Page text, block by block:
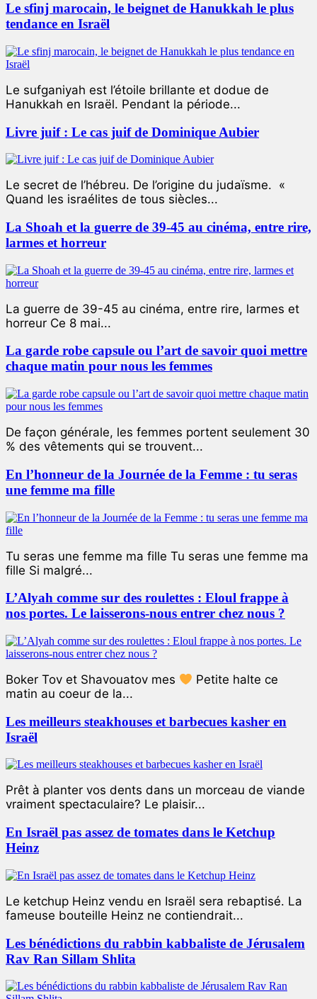
Le sfinj marocain, le beignet de Hanukkah le plus
tendance en Israël
Le sufganiyah est l’étoile brillante et dodue de
Hanukkah en Israël. Pendant la période...
Livre juif : Le cas juif de Dominique Aubier
Le secret de l’hébreu. De l’origine du judaïsme. «
Quand les israélites de tous siècles...
La Shoah et la guerre de 39-45 au cinéma, entre rire,
larmes et horreur
La guerre de 39-45 au cinéma, entre rire, larmes et
horreur Ce 8 mai...
La garde robe capsule ou l’art de savoir quoi mettre
chaque matin pour nous les femmes
De façon générale, les femmes portent seulement 30
% des vêtements qui se trouvent...
En l’honneur de la Journée de la Femme : tu seras
une femme ma fille
Tu seras une femme ma fille Tu seras une femme ma
fille Si malgré...
L’Alyah comme sur des roulettes : Eloul frappe à
nos portes. Le laisserons-nous entrer chez nous ?
Boker Tov et Shavouatov mes
Petite halte ce
matin au coeur de la...
Les meilleurs steakhouses et barbecues kasher en
Israël
Prêt à planter vos dents dans un morceau de viande
vraiment spectaculaire? Le plaisir...
En Israël pas assez de tomates dans le Ketchup
Heinz
Le ketchup Heinz vendu en Israël sera rebaptisé. La
fameuse bouteille Heinz ne contiendrait...
Les bénédictions du rabbin kabbaliste de Jérusalem
Rav Ran Sillam Shlita